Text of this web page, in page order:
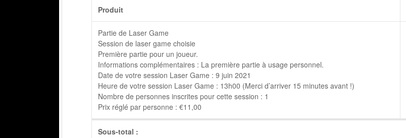
Produit
Partie de Laser Game
Session de laser game choisie
Première partie pour un joueur.
Informations complémentaires : La première partie à usage personnel.
Date de votre session Laser Game : 9 juin 2021
Heure de votre session Laser Game : 13h00 (Merci d’arriver 15 minutes avant !)
Nombre de personnes inscrites pour cette session : 1
Prix réglé par personne : €11,00
Sous-total :